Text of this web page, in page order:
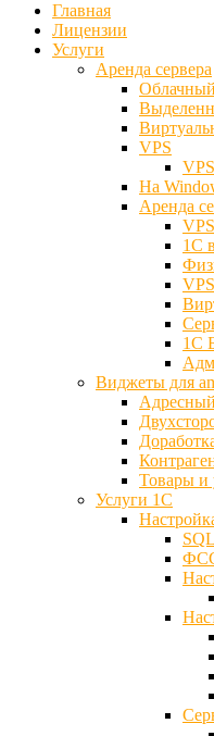
Главная
Лицензии
Услуги
Аренда сервера
VPS
На
Аренда
1С
VPS
1С
Виджеты для
Товары и
Услуги 1С
SQL